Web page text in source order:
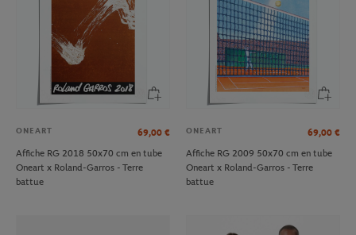
ONEART 69,00 €
Affiche RG 2018 50x70 cm en tube
Oneart x Roland-Garros - Terre
battue
ONEART 69,00 €
Affiche RG 2009 50x70 cm en tube
Oneart x Roland-Garros - Terre
battue